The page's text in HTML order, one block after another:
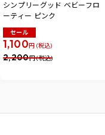
シンプリーグッド ベビーフロ
ーティー ピンク
セール
1,100円 (税込)
2,200円 (税込)